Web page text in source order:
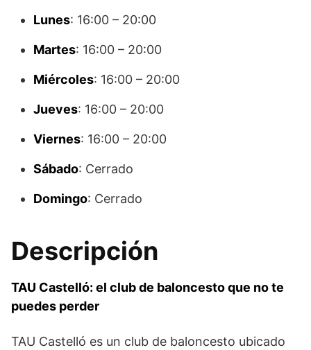
Lunes: 16:00 – 20:00
Martes: 16:00 – 20:00
Miércoles: 16:00 – 20:00
Jueves: 16:00 – 20:00
Viernes: 16:00 – 20:00
Sábado: Cerrado
Domingo: Cerrado
Descripción
TAU Castelló: el club de baloncesto que no te
puedes perder
TAU Castelló es un club de baloncesto ubicado